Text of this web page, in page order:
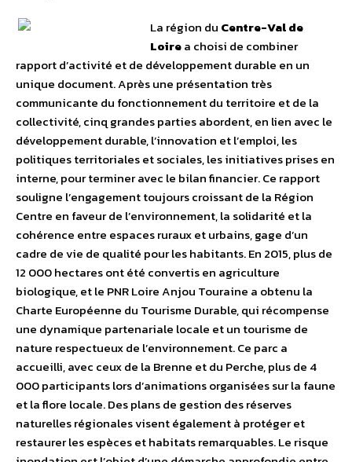
La région du Centre-Val de
Loirea choisi de combiner
rapport d’activité et de développement durable en un
unique document. Après une présentation très
communicante du fonctionnement du territoire et de la
collectivité, cinq grandes parties abordent, en lien avec le
développement durable, l’innovation et l’emploi, les
politiques territoriales et sociales, les initiatives prises en
interne, pour terminer avec le bilan financier. Ce rapport
souligne l’engagement toujours croissant de la Région
Centre en faveur de l’environnement, la solidarité et la
cohérence entre espaces ruraux et urbains, gage d’un
cadre de vie de qualité pour les habitants. En 2015, plus de
12 000 hectares ont été convertis en agriculture
biologique, et le PNR Loire Anjou Touraine a obtenu la
Charte Européenne du Tourisme Durable, qui récompense
une dynamique partenariale locale et un tourisme de
nature respectueux de l’environnement. Ce parc a
accueilli, avec ceux de la Brenne et du Perche, plus de 4
000 participants lors d’animations organisées sur la faune
et la flore locale. Des plans de gestion des réserves
naturelles régionales visent également à protéger et
restaurer les espèces et habitats remarquables. Le risque